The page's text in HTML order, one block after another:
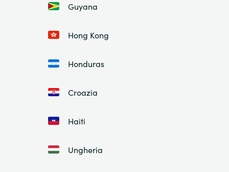
Guyana
Hong Kong
Honduras
Croazia
Haiti
Ungheria